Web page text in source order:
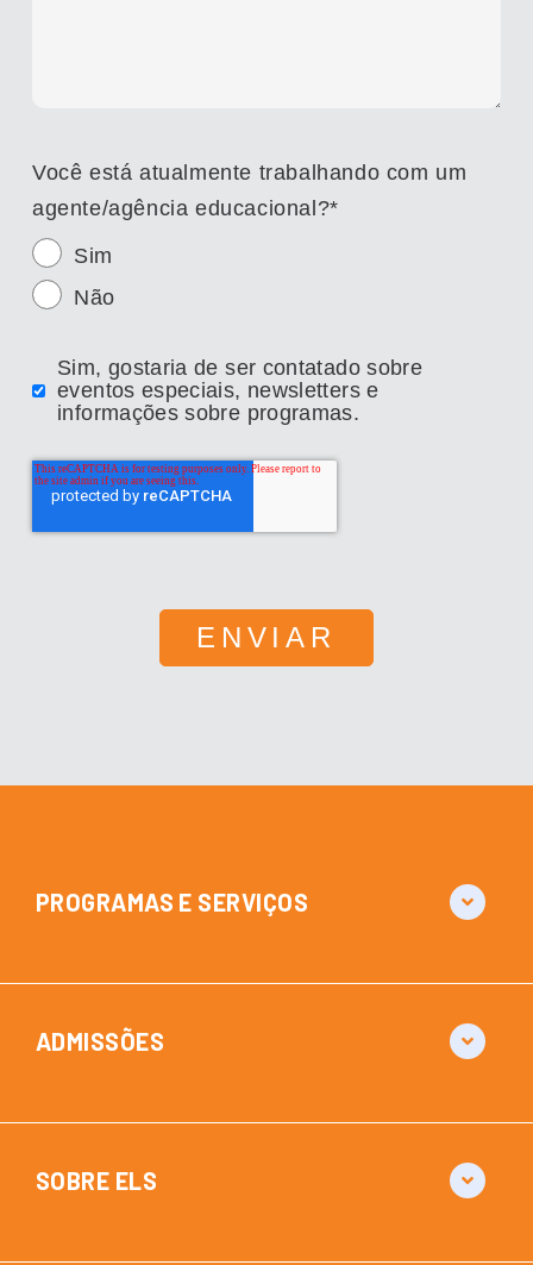
Você está atualmente trabalhando com um
agente/agência educacional?*
Sim
Não
Sim, gostaria de ser contatado sobre
eventos especiais, newsletters e
informações sobre programas.
PROGRAMAS E SERVIÇOS
ADMISSÕES
SOBRE ELS